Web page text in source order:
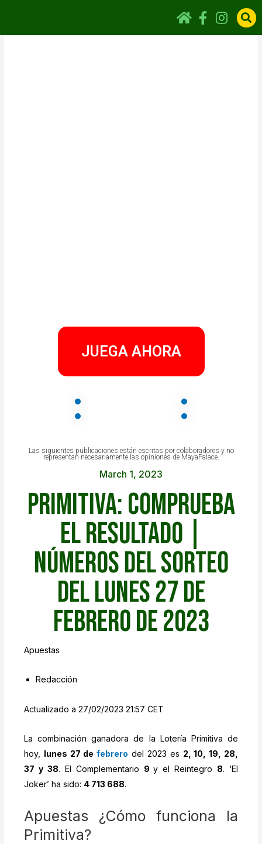
JUEGA AHORA
Las siguientes publicaciones están escritas por colaboradores y no
representan necesariamente las opiniones de MayaPalace.
March 1, 2023
Primitiva: comprueba
el resultado |
Números del sorteo
del lunes 27 de
febrero de 2023
Apuestas
Redacción
Actualizado a 27/02/2023 21:57 CET
La combinación ganadora de la Lotería Primitiva de
hoy, lunes 27 defebrero del 2023 es 2, 10, 19, 28,
37 y 38. El Complementario 9y el Reintegro 8. ‘El
Joker’ ha sido: 4 713 688.
Apuestas ¿Cómo funciona la
Primitiva?